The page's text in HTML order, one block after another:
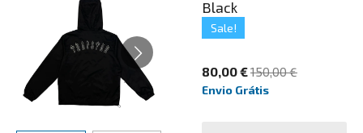
Black
Sale!
80,00 €150,00 €
Envio Grátis